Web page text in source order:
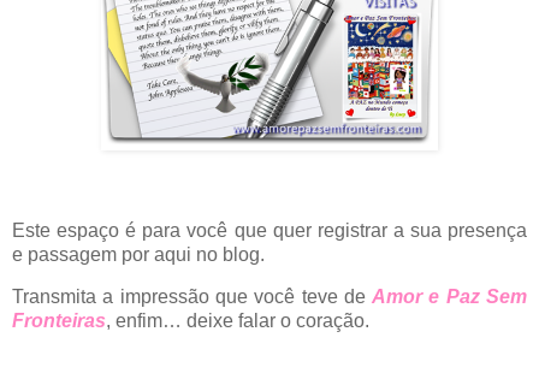
Este espaço é para você que quer registrar a sua presença
e passagem por aqui no blog.
Transmita a impressão que você teve deAmor e Paz Sem
Fronteiras, enfim… deixe falar o coração.